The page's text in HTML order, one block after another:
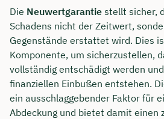
Die Neuwertgarantie stellt sicher,
Schadens nicht der Zeitwert,
Gegenstände erstattet wird. Dies
Komponente, um sicherzustellen,
vollständig entschädigt werden
finanziellen Einbußen entstehen.
ein ausschlaggebender Faktor für
Abdeckung und bietet damit einen